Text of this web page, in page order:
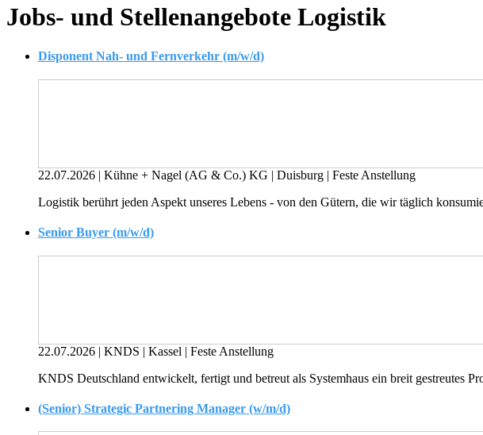
Jobs- und Stellenangebote Logistik
Disponent Nah- und Fernverkehr (m/w/d)
22.07.2026 | Kühne + Nagel (AG & Co.) KG | Duisburg | Feste Anstellung
Logistik berührt jeden Aspekt unseres Lebens - von den Gütern, die wir täglich
Senior Buyer (m/w/d)
22.07.2026 | KNDS | Kassel | Feste Anstellung
KNDS Deutschland entwickelt, fertigt und betreut als Systemhaus ein breit gestreutes
(Senior) Strategic Partnering Manager (w/m/d)